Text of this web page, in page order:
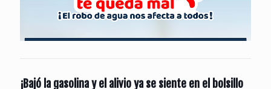
¡Bajó la gasolina y el alivio ya se siente en el bolsillo